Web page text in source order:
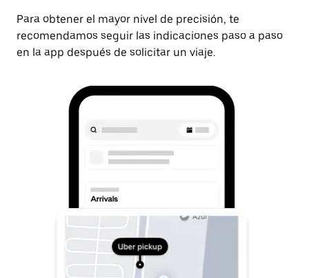
Para obtener el mayor nivel de precisión, te
recomendamos seguir las indicaciones paso a paso
en la app después de solicitar un viaje.